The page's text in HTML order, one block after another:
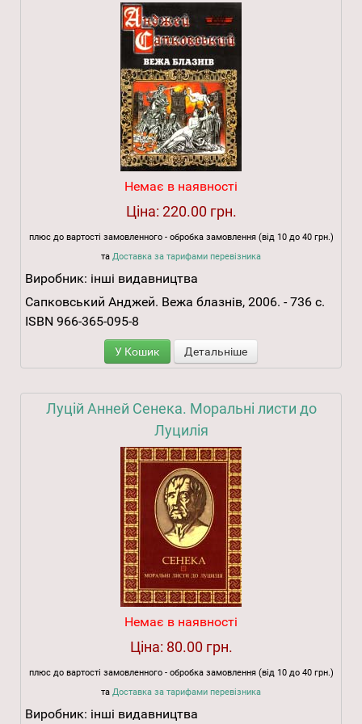
Немає в наявності
Ціна: 220.00 грн.
плюс до вартості замовленного - обробка замовлення (від 10 до 40 грн.)
та Доставка за тарифами перевізника
Виробник: інші видавництва
Сапковський Анджей. Вежа блазнів, 2006. - 736 с.
ISBN 966-365-095-8
У Кошик Детальніше
Луцій Анней Сенека. Моральні листи до
Луцилія
Немає в наявності
Ціна: 80.00 грн.
плюс до вартості замовленного - обробка замовлення (від 10 до 40 грн.)
та Доставка за тарифами перевізника
Виробник: інші видавництва